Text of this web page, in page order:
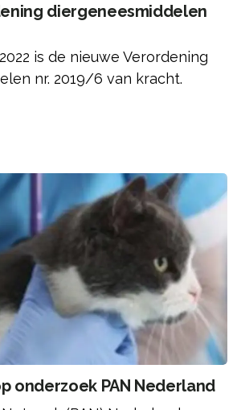
diergeneesmiddelen
is de nieuwe Verordening
nr. 2019/6 van kracht.
onderzoek PAN Nederland